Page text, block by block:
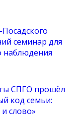
семинар для
наблюдения
СПГО прошёл
код семьи:
слово»